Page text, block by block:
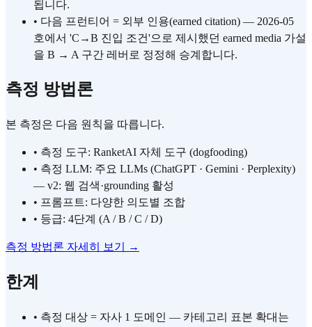
됩니다.
• 다음 프런티어 = 외부 인용(earned citation) — 2026-05
호에서 'C→B 진입 조건'으로 제시했던 earned media 가설
을 B → A 구간 레버로 정정해 승계합니다.
측정 방법론
본 측정은 다음 원칙을 따릅니다.
• 측정 도구: RanketAI 자체 도구 (dogfooding)
• 측정 LLM: 주요 LLMs (ChatGPT · Gemini · Perplexity)
— v2: 웹 검색·grounding 활성
• 프롬프트: 다양한 의도별 조합
• 등급: 4단계 (A / B / C / D)
측정 방법론 자세히 보기 →
한계
• 측정 대상 = 자사 1 도메인 — 카테고리 표본 확대는